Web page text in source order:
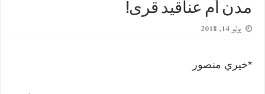
مدن أم عناقيد قرى!
يوليو 14, 2018
*خيري منصور